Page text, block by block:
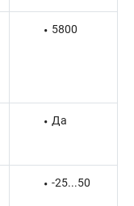
5800
Да
-25...50